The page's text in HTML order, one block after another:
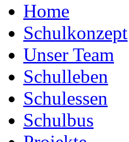
Home
Schulkonzept
Unser Team
Schulleben
Schulessen
Schulbus